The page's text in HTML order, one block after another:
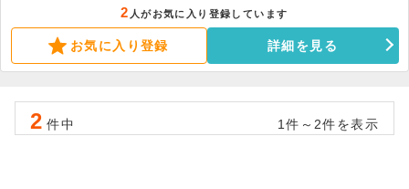
問い合わせください。
2 人がお気に入り登録しています
お気に入り登録 詳細を見る
2 件中 1件～2件を表示